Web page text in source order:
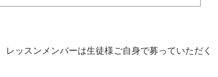
ッスンメンバーは生徒様ご自身で募っていただく